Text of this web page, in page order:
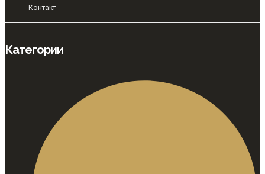
Контакт
Категории